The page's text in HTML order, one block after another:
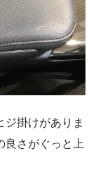
ジ掛けがありま
良さがぐっと上